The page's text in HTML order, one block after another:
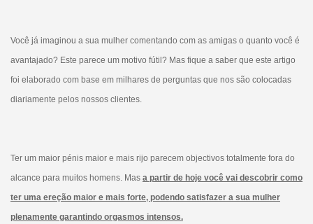
Você já imaginou a sua mulher comentando com as amigas o quanto você é
avantajado? Este parece um motivo fútil? Mas fique a saber que este artigo
foi elaborado com base em milhares de perguntas que nos são colocadas
diariamente pelos nossos clientes.
Ter um maior pénis maior e mais rijo parecem objectivos totalmente fora do
alcance para muitos homens. Mas a partir de hoje você vai descobrir como
ter uma ereção maior e mais forte, podendo satisfazer a sua mulher
plenamente garantindo orgasmos intensos.